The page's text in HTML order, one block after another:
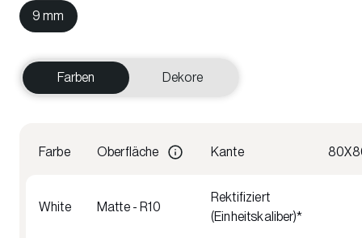
9 mm
Farben Dekore
Farbe Oberfläche Kante
White Matte - R10
Rektifiziert
(Einheitskaliber)*